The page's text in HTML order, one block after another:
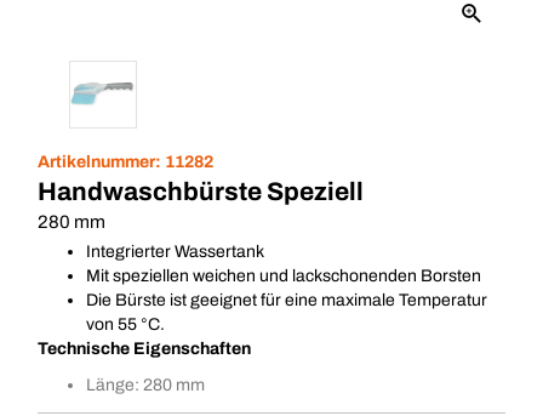
Artikelnummer: 11282
Handwaschbürste Speziell
280 mm
Integrierter Wassertank
Mit speziellen weichen und lackschonenden Borsten
Die Bürste ist geeignet für eine maximale Temperatur
von 55 °C.
Technische Eigenschaften
Länge: 280 mm